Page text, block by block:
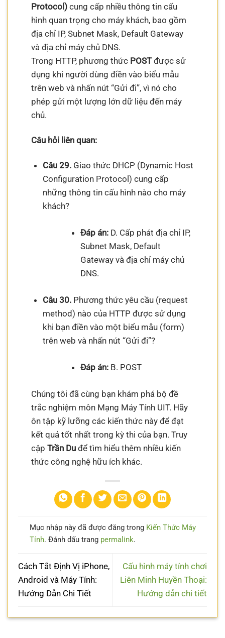
Protocol) cung cấp nhiều thông tin cấu
hình quan trọng cho máy khách, bao gồm
địa chỉ IP, Subnet Mask, Default Gateway
và địa chỉ máy chủ DNS.
Trong HTTP, phương thức POSTđược sử
dụng khi người dùng điền vào biểu mẫu
trên web và nhấn nút “Gửi đi”, vì nó cho
phép gửi một lượng lớn dữ liệu đến máy
chủ.
Câu hỏi liên quan:
Câu 29.Giao thức DHCP (Dynamic Host
Configuration Protocol) cung cấp
những thông tin cấu hình nào cho máy
khách?
Đáp án:D. Cấp phát địa chỉ IP,
Subnet Mask, Default
Gateway và địa chỉ máy chủ
DNS.
Câu 30.Phương thức yêu cầu (request
method) nào của HTTP được sử dụng
khi bạn điền vào một biểu mẫu (form)
trên web và nhấn nút “Gửi đi”?
Đáp án:B. POST
Chúng tôi đã cùng bạn khám phá bộ đề
trắc nghiệm môn Mạng Máy Tính UIT. Hãy
ôn tập kỹ lưỡng các kiến thức này để đạt
kết quả tốt nhất trong kỳ thi của bạn. Truy
cậpTrần Du để tìm hiểu thêm nhiều kiến
thức công nghệ hữu ích khác.
Mục nhập này đã được đăng trong Kiến Thức Máy
Tính. Đánh dấu trang permalink.
Cách Tắt Định Vị iPhone,
Android và Máy Tính:
Hướng Dẫn Chi Tiết
Cấu hình máy tính chơi
Liên Minh Huyền Thoại:
Hướng dẫn chi tiết